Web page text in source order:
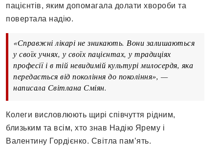
пацієнтів, яким допомагала долати хвороби та
повертала надію.
«Справжні лікарі не зникають. Вони залишаються
у своїх учнях, у своїх пацієнтах, у традиціях
професії і в тій невидимій культурі милосердя, яка
передається від покоління до покоління», —
написала Світлана Сміян.
Колеги висловлюють щирі співчуття рідним,
близьким та всім, хто знав Надію Ярему і
Валентину Гордієнко. Світла пам’ять.